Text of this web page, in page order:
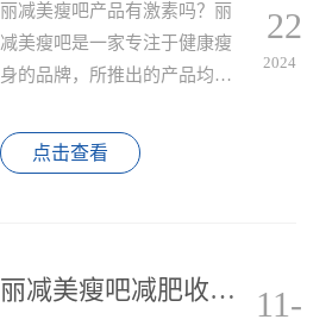
丽减美瘦吧产品有激素吗？丽
减美瘦吧是一家专注于健康瘦
身的品牌，所推出的产品均不
主。
点击查看
22
2024
丽减美瘦吧减肥收费明细
11-